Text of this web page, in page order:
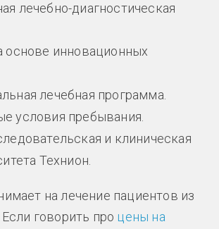
лечебно-диагностическая
основе инновационных
лечебная программа.
условия пребывания.
и клиническая
Технион.
на лечение пациентов из
говорить про цены на